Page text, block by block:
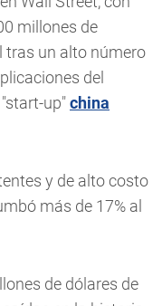
millones de
tras un alto número
del
up"china
y de alto costo
más de 17% al
de dólares de